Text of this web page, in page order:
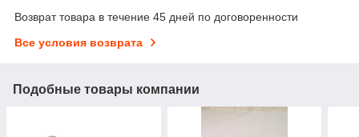
Возврат товара в течение 45 дней по договоренности
Все условия возврата
Подобные товары компании